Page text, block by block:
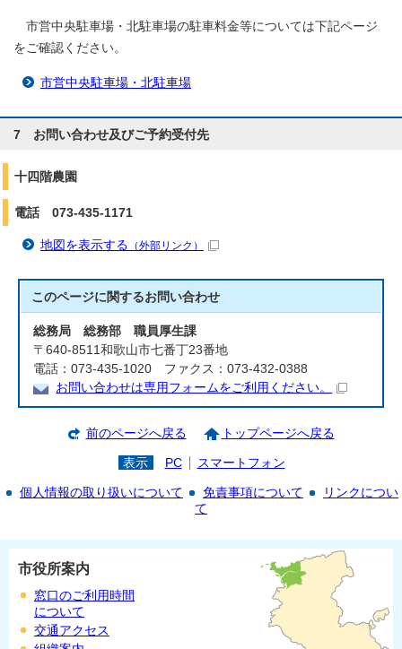
市営中央駐車場・北駐車場の駐車料金等については下記ページ
をご確認ください。
市営中央駐車場・北駐車場
7 お問い合わせ及びご予約受付先
十四階農園
電話 073-435-1171
地図を表示する （外部リンク）
このページに関するお問い合わせ
総務局 総務部 職員厚生課
〒640-8511和歌山市七番丁23番地
電話：073-435-1020 ファクス：073-432-0388
お問い合わせは専用フォームをご利用ください。
前のページへ戻る トップページへ戻る
表示 PC スマートフォン
個人情報の取り扱いについて 免責事項について
リンクについ
て
市役所案内
窓口のご利用時間
について
交通アクセス